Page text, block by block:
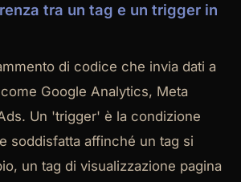
tra un tag e un trigger in
di codice che invia dati a
Google Analytics, Meta
Un 'trigger' è la condizione
soddisfatta affinché un tag si
un tag di visualizzazione pagina